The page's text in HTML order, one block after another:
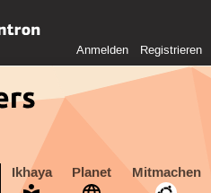
Anmelden Registrieren
Ikhaya Planet Mitmachen